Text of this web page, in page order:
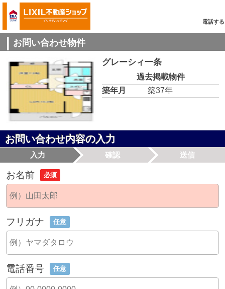
電話する
お問い合わせ物件
グレーシィ一条
過去掲載物件
築年月
築37年
お問い合わせ内容の入力
入力 確認 送信
お名前 必須
フリガナ 任意
電話番号 任意